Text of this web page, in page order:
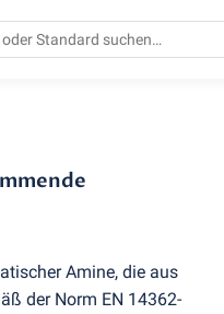
Amine, die aus
der Norm EN 14362-